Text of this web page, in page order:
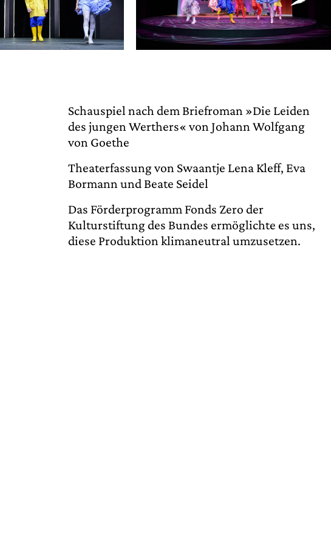
Schauspiel nach dem Briefroman »Die Leiden
des jungen Werthers« von Johann Wolfgang
von Goethe
Theaterfassung von Swaantje Lena Kleff, Eva
Bormann und Beate Seidel
Das Förderprogramm Fonds Zero der
Kulturstiftung des Bundes ermöglichte es uns,
diese Produktion klimaneutral umzusetzen.